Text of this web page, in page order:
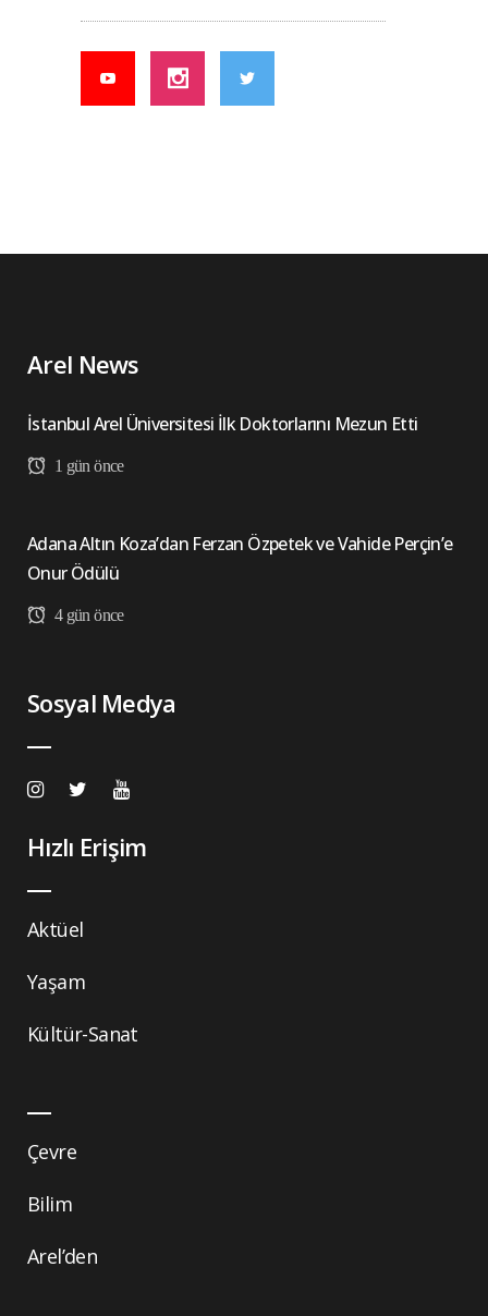
Arel News
İstanbul Arel Üniversitesi İlk Doktorlarını Mezun Etti
1 gün önce
Adana Altın Koza’dan Ferzan Özpetek ve Vahide Perçin’e
Onur Ödülü
4 gün önce
Sosyal Medya
Hızlı Erişim
Aktüel
Yaşam
Kültür-Sanat
Çevre
Bilim
Arel’den